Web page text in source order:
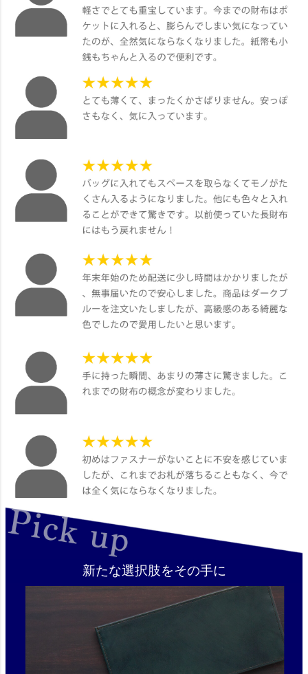
新たな選択肢をその手に